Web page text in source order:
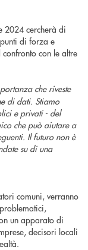
2024 cercherà di
di forza e
con le altre
che riveste
di dati. Stiamo
e privati - del
che può aiutare a
Il futuro non è
su di una
comuni, verranno
un apparato di
decisori locali